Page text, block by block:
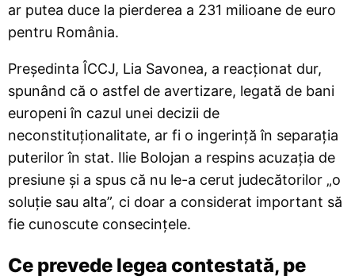
ar putea duce la pierderea a 231 milioane de euro
pentru România.
Președinta ÎCCJ, Lia Savonea, a reacționat dur,
spunând că o astfel de avertizare, legată de bani
europeni în cazul unei decizii de
neconstituționalitate, ar fi o ingerință în separația
puterilor în stat. Ilie Bolojan a respins acuzația de
presiune și a spus că nu le-a cerut judecătorilor „o
soluție sau alta”, ci doar a considerat important să
fie cunoscute consecințele.
Ce prevede legea contestată, pe